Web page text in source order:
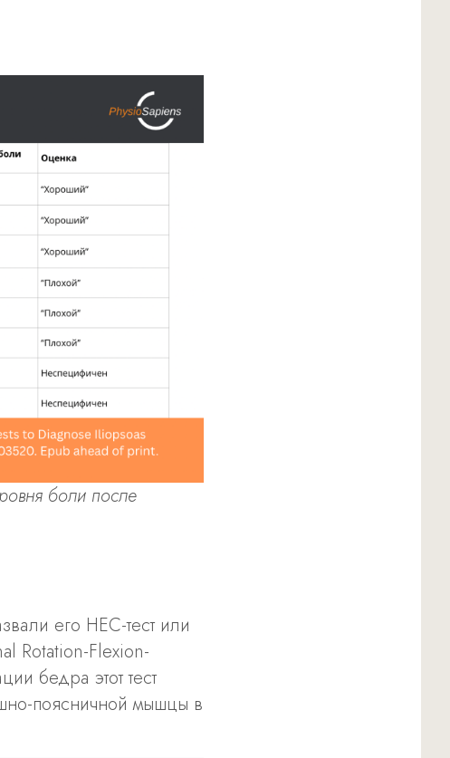
боли после
его HEC-тест или
Rotation-Flexion-
бедра этот тест
поясничной мышцы в